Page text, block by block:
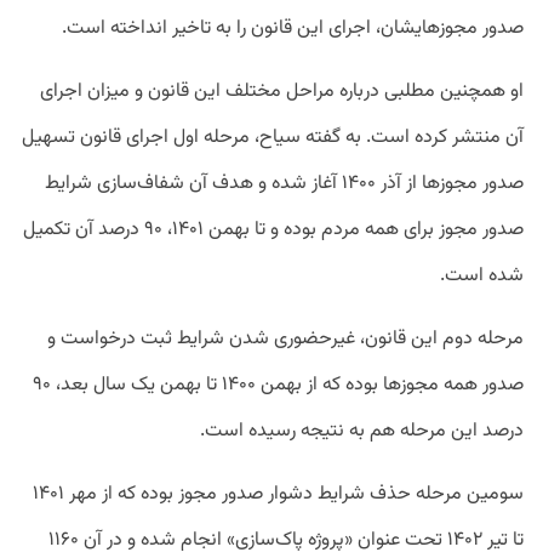
صدور مجوزهایشان، اجرای این قانون را به تاخیر انداخته است.
او همچنین مطلبی درباره مراحل مختلف این قانون و میزان اجرای
آن منتشر کرده است. به گفته سیاح، مرحله اول اجرای قانون تسهیل
صدور مجوزها از آذر ۱۴۰۰ آغاز شده و هدف آن شفاف‌سازی شرایط
صدور مجوز برای همه مردم بوده و تا بهمن ۱۴۰۱، ۹۰ درصد آن تکمیل
شده است.
مرحله دوم این قانون، غیرحضوری شدن شرایط ثبت درخواست و
صدور همه مجوزها بوده که از بهمن ۱۴۰۰ تا بهمن یک سال بعد، ۹۰
درصد این مرحله هم به نتیجه رسیده است.
سومین مرحله حذف شرایط دشوار صدور مجوز بوده که از مهر ۱۴۰۱
تا تیر ۱۴۰۲ تحت عنوان «پروژه پاک‌سازی» انجام شده و در آن ۱۱۶۰